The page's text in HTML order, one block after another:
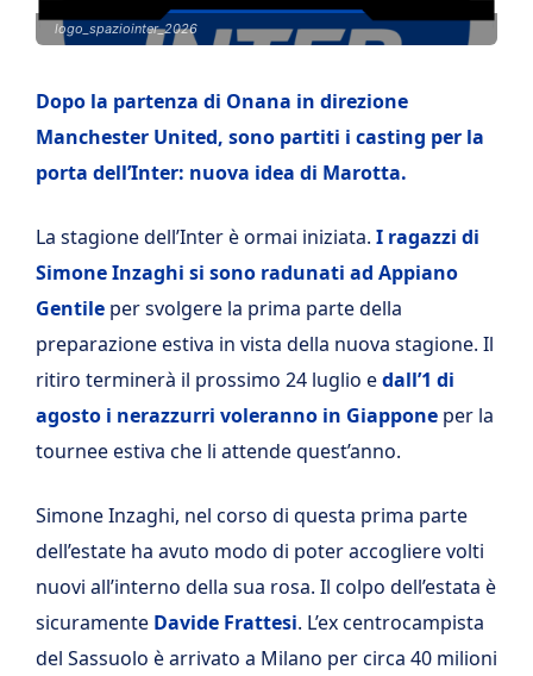
logo_spaziointer_2026
Dopo la partenza di Onana in direzione
Manchester United, sono partiti i casting per la
porta dell’Inter: nuova idea di Marotta.
La stagione dell’Inter è ormai iniziata. I ragazzi di
Simone Inzaghi si sono radunati ad Appiano
Gentile per svolgere la prima parte della
preparazione estiva in vista della nuova stagione. Il
ritiro terminerà il prossimo 24 luglio edall’1 di
agosto i nerazzurri voleranno in Giappone per la
tournee estiva che li attende quest’anno.
Simone Inzaghi, nel corso di questa prima parte
dell’estate ha avuto modo di poter accogliere volti
nuovi all’interno della sua rosa. Il colpo dell’estata è
sicuramente Davide Frattesi. L’ex centrocampista
del Sassuolo è arrivato a Milano per circa 40 milioni